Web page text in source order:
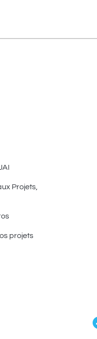
Projets,
projets